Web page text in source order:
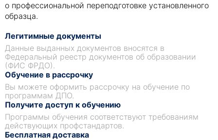
о профессиональной переподготовке установленного
образца.
Легитимные документы
Данные выданных документов вносятся в
Федеральный реестр документов об образовании
(ФИС ФРДО).
Обучение в рассрочку
Вы можете оформить рассрочку на обучение по
программам ДПО.
Получите доступ к обучению
Программы обучения соответствуют требованиям
действующих профстандартов.
Бесплатная доставка